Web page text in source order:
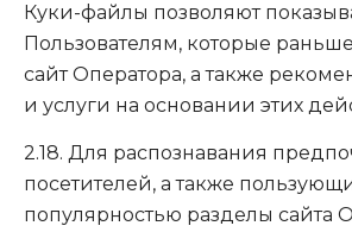
Куки-файлы позволяют
Пользователям, которые
сайт Оператора, а также
и услуги на основании этих
2.18. Для распознавания
посетителей, а также
популярностью разделы сайта